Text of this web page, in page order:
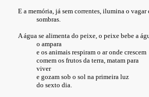
E a memória, já sem correntes, ilumina o vagar
sombras.
A água se alimenta do peixe, o peixe bebe a
o ampara
e os animais respiram o ar onde crescem
comem os frutos da terra, matam para
viver
e gozam sob o sol na primeira luz
do sexto dia.